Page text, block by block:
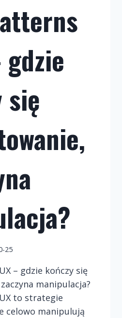
gdzie
się
25
– gdzie kończy się
manipulacja?
to strategie
celowo manipulują